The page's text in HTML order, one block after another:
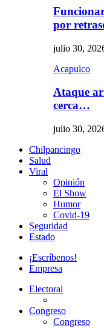
por
julio 30,
Acapulco
Ataque
cerca…
julio 30,
Chilpancingo
Salud
Viral
Opinión
El Show
Humor
Covid-19
Seguridad
Estado
¡Escríbenos!
Empresa
Electoral
Congreso
Congreso